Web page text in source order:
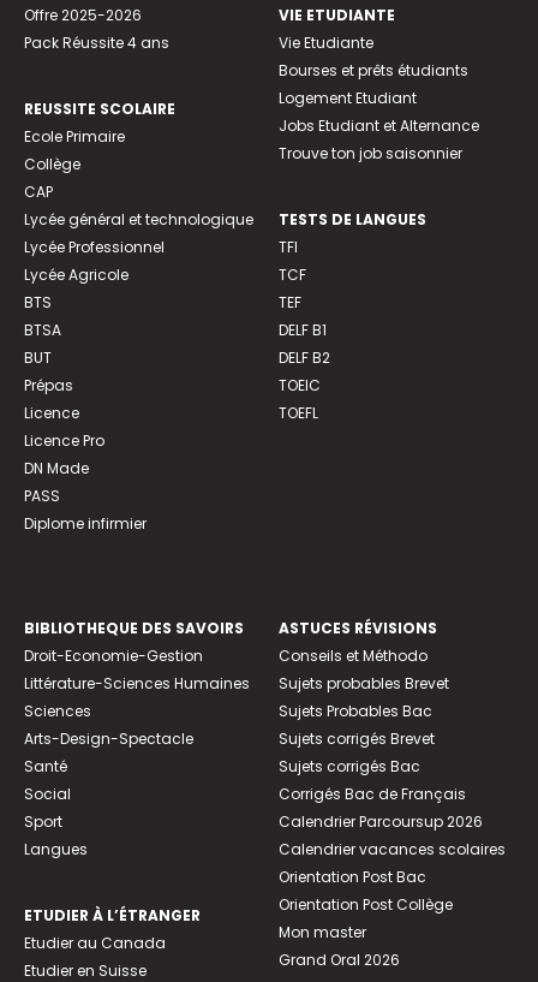
Offre 2025-2026
Pack Réussite 4 ans
REUSSITE SCOLAIRE
Ecole Primaire
Collège
CAP
Lycée général et technologique
Lycée Professionnel
Lycée Agricole
BTS
BTSA
BUT
Prépas
Licence
Licence Pro
DN Made
PASS
Diplome infirmier
VIE ETUDIANTE
Vie Etudiante
Bourses et prêts étudiants
Logement Etudiant
Jobs Etudiant et Alternance
Trouve ton job saisonnier
TESTS DE LANGUES
TFI
TCF
TEF
DELF B1
DELF B2
TOEIC
TOEFL
BIBLIOTHEQUE DES SAVOIRS
Droit-Economie-Gestion
Littérature-Sciences Humaines
Sciences
Arts-Design-Spectacle
Santé
Social
Sport
Langues
ETUDIER À L’ÉTRANGER
Etudier au Canada
Etudier en Suisse
ASTUCES RÉVISIONS
Conseils et Méthodo
Sujets probables Brevet
Sujets Probables Bac
Sujets corrigés Brevet
Sujets corrigés Bac
Corrigés Bac de Français
Calendrier Parcoursup 2026
Calendrier vacances scolaires
Orientation Post Bac
Orientation Post Collège
Mon master
Grand Oral 2026